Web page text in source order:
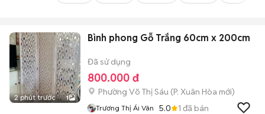
2 phút trước 1
Bình phong Gỗ Trắng 60cm x 200cm
Đã sử dụng
800.000 đ
Phường Võ Thị Sáu (P. Xuân Hòa mới)
Trương Thị Ái Vân 5.0 1 đã bán